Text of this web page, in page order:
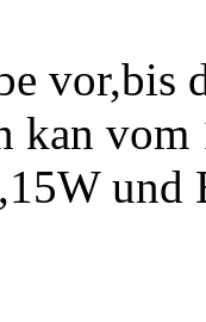
vor,bis
kan
und